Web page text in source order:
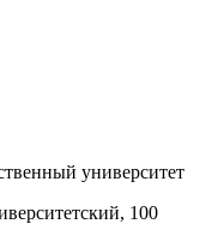
университет
100